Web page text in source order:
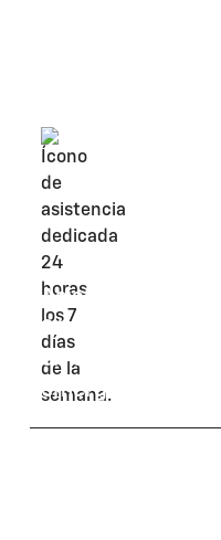
Asistencia
24/7
en casos de
emergencia